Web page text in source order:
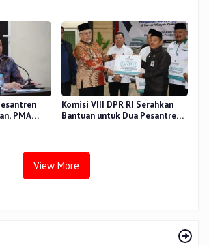
PMA
Komisi VIII DPR RI Serahkan
Bantuan untuk Dua Pesantren
View More